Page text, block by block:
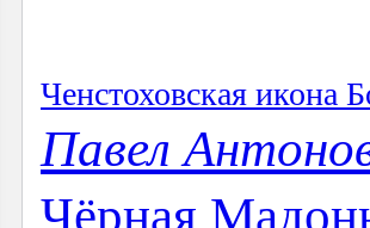
Ченстоховская икона
Павел
Чёрная